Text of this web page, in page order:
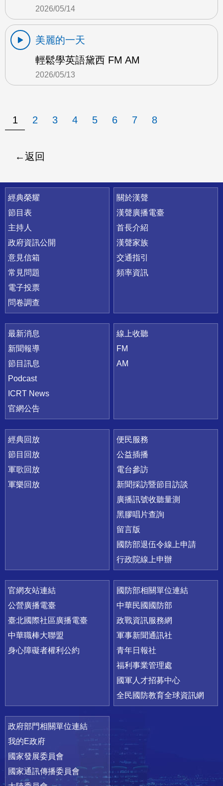
2026/05/14
美麗的一天
輕鬆學英語黛西 FM AM
2026/05/13
1 2 3 4 5 6 7 8
返回
快速連結
經典榮耀
節目表
主持人
政府資訊公開
意見信箱
常見問題
電子投票
問卷調查
關於漢聲
漢聲廣播電臺
首長介紹
漢聲家族
交通指引
頻率資訊
最新消息
新聞報導
節目訊息
Podcast
ICRT News
官網公告
線上收聽
FM
AM
經典回放
節目回放
軍歌回放
軍樂回放
便民服務
公益插播
電台參訪
新聞採訪暨節目訪談
廣播訊號收聽量測
黑膠唱片查詢
留言版
國防部退伍令線上申請
行政院線上申辦
官網友站連結
公營廣播電臺
臺北國際社區廣播電臺
中華職棒大聯盟
身心障礙者權利公約
國防部相關單位連結
中華民國國防部
政戰資訊服務網
軍事新聞通訊社
青年日報社
福利事業管理處
國軍人才招募中心
全民國防教育全球資訊網
政府部門相關單位連結
我的E政府
國家發展委員會
國家通訊傳播委員會